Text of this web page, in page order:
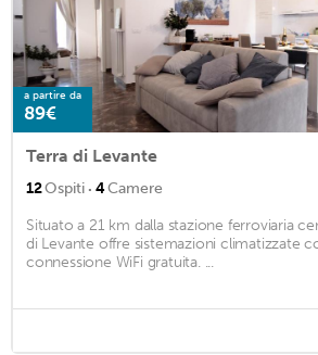
a partire da
89€
Terra di Levante
12Ospiti · 4Camere
Situato a 21 km dalla stazione ferroviaria
di Levante offre sistemazioni climatizzate
connessione WiFi gratuita. ...